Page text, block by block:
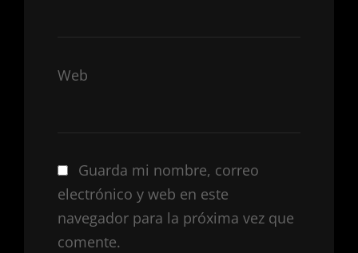
Web
Guarda mi nombre, correo
electrónico y web en este
navegador para la próxima vez que
comente.